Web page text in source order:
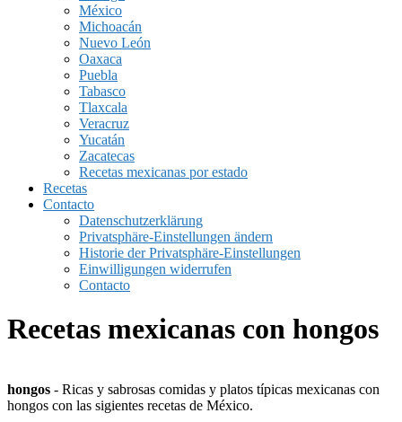
México
Michoacán
Nuevo León
Oaxaca
Puebla
Tabasco
Tlaxcala
Veracruz
Yucatán
Zacatecas
Recetas mexicanas por estado
Recetas
Contacto
Datenschutzerklärung
Privatsphäre-Einstellungen ändern
Historie der Privatsphäre-Einstellungen
Einwilligungen widerrufen
Contacto
Recetas mexicanas con hongos
hongos - Ricas y sabrosas comidas y platos típicas mexicanas con
hongos con las sigientes recetas de México.